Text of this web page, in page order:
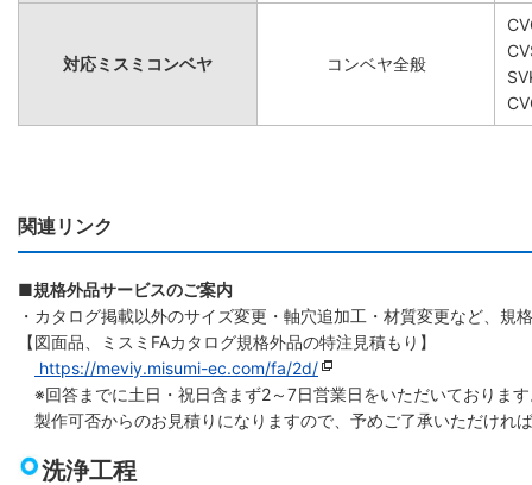
対応ミスミコンベヤ コンベヤ全般
関連リンク
■規格外品サービスのご案内
・カタログ掲載以外のサイズ変更・軸穴追加工・材質変更など、規
【図面品、ミスミFAカタログ規格外品の特注見積もり】
https://meviy.misumi-ec.com/fa/2d/
※回答までに土日・祝日含まず2～7日営業日をいただいておりま
製作可否からのお見積りになりますので、予めご了承いただけれ
洗浄工程